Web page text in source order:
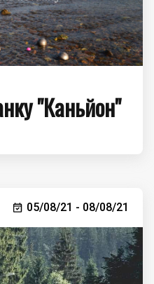
"Каньйон"
05/08/21 - 08/08/21